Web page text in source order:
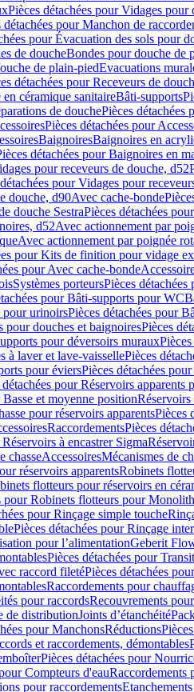
Pièces détachées pour Vidages pour
détachées pour Manchon de
pour Évacuation des sols pour
de doucheBondes pour douche de
de plain-piedEvacuations
détachées pour Receveurs de
céramique sanitaireBâti-supports
de douchePièces détachées
Pièces détachées pour
BaignoiresBaignoires en
détachées pour Baignoires en
pour receveurs de douche, d52
pour Vidages pour
douche, d90Avec cache-bonde
douche SestraPièces détachées
d52Avec actionnement par
Avec actionnement par poignée
pour Kits de finition pour vidage
pour Avec cache-bonde
Systèmes porteursPièces détachées
pour Bâti-supports pour WC
pour urinoirsPièces détachées pour
pour douches et baignoiresPièces
pour déversoirs muraux
à laver et lave-vaissellePièces
pour éviersPièces détachées
détachées pour Réservoirs
et moyenne position
pour réservoirs apparentsPièces
RaccordementsPièces
à encastrer Sigma
chasseAccessoiresMécanismes de
réservoirs apparentsRobinets
flotteurs pour réservoirs en
pour Robinets flotteurs pour Monolith
pour Rinçage simple touche
Pièces détachées pour Rinçage
pour l’alimentationGeberit
Pièces détachées pour
raccord filetéPièces détachées
Raccordements pour
pour raccordsRecouvrements
de distributionJoints d’étanchéité
pour ManchonsRéductions
et raccordements, démontables
Pièces détachées pour
Compteurs d'eauRaccordements
pour raccordements